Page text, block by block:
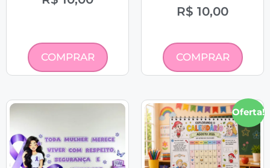
COMPRAR
R$ 10,00
COMPRAR
Oferta!